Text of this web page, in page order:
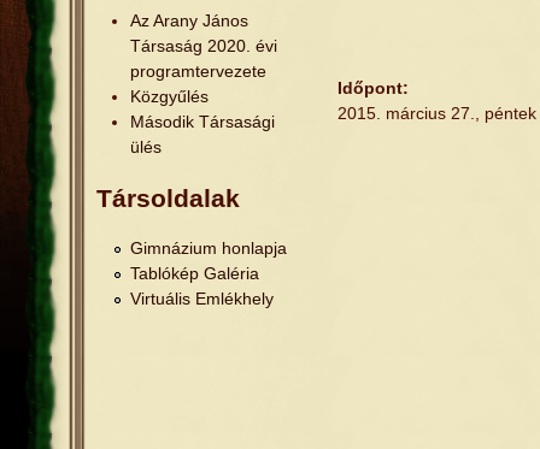
Időpont:
2015. március 27.,
Az Arany János
Társaság 2020. évi
programtervezete
Közgyűlés
Második Társasági
ülés
Társoldalak
Gimnázium honlapja
Tablókép Galéria
Virtuális Emlékhely